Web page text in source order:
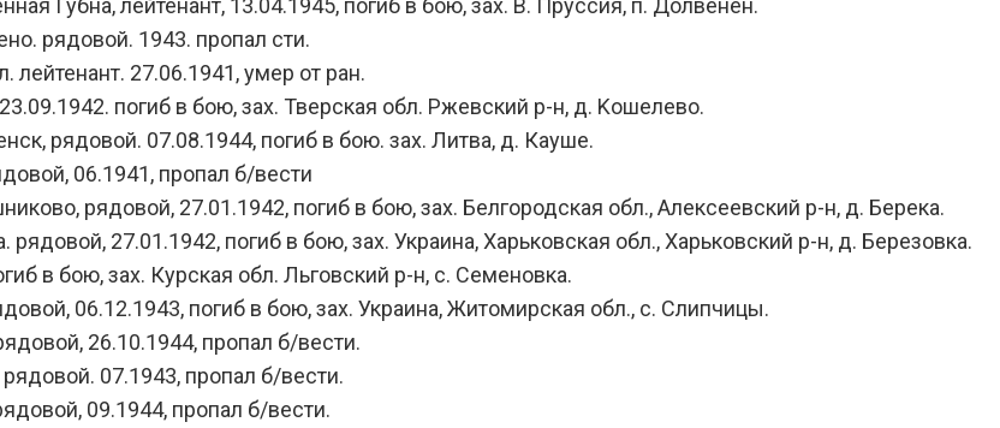
Губна, лейтенант, 13.04.1945, погиб в бою, зах. В. Пруссия, п. Долвенен.
рядовой. 1943. пропал сти.
27.06.1941, умер от ран.
погиб в бою, зах. Тверская обл. Ржевский р-н, д. Kошелево.
рядовой. 07.08.1944, погиб в бою. зах. Литва, д. Кауше.
06.1941, пропал б/вести
рядовой, 27.01.1942, погиб в бою, зах. Белгородская обл., Алексеевский р-н, д. Берека.
27.01.1942, погиб в бою, зах. Украина, Харьковская обл., Харьковский р-н, д. Березовка.
в бою, зах. Курская обл. Льговский р-н, с. Семеновка.
06.12.1943, погиб в бою, зах. Украина, Житомирская обл., с. Слипчицы.
26.10.1944, пропал б/вести.
07.1943, пропал б/вести.
09.1944, пропал б/вести.